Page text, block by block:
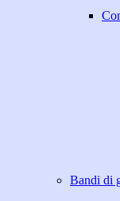
Bandi di